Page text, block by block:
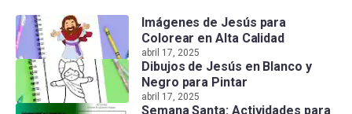
Imágenes de Jesús para
Colorear en Alta Calidad
abril 17, 2025
Dibujos de Jesús en Blanco y
Negro para Pintar
abril 17, 2025
Semana Santa: Actividades para